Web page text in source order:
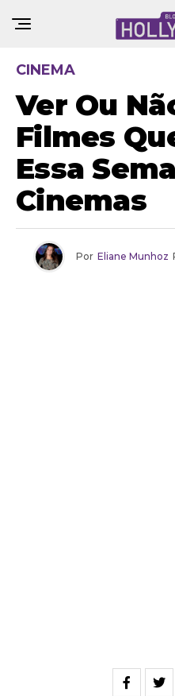
CINEMA
Ver Ou
Filmes
Essa
Cinemas
Por Eliane Munhoz